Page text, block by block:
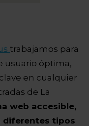
trabajamos para
usuario óptima,
en cualquier
de La
web accesible,
diferentes tipos